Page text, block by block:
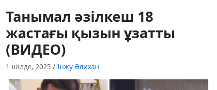
Танымал әзілкеш 18
жастағы қызын ұзатты
(ВИДЕО)
1 шілде, 2025 / Інжу Әлихан